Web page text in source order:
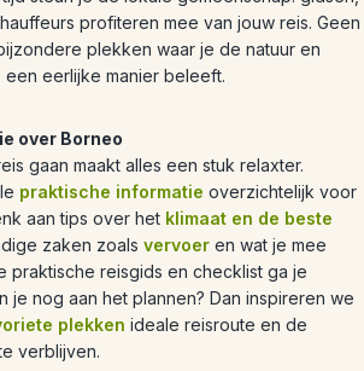
profiteren mee van jouw reis. Geen
plekken waar je de natuur en
eerlijke manier beleeft.
over Borneo
gaan maakt alles een stuk relaxter.
praktische informatie overzichtelijk voor
aan tips over het klimaat en de beste
zaken zoals vervoer en wat je mee
praktische reisgids en checklist ga je
je nog aan het plannen? Dan inspireren we
plekken ideale reisroute en de
verblijven.